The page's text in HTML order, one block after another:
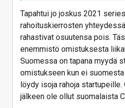
Tapahtui jo joskus 2021
rahoituskierrosten
rahastivat osuutensa pois.
enemmistö omistuksesta
Suomessa on tapana myydä
omistukseen kun ei
löydy isoja rahoja startupeille.
jälkeen ole ollut suomalaista